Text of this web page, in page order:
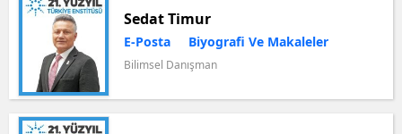
Sedat Timur
Bilimsel Danışman
E-Posta Biyografi Ve Makaleler